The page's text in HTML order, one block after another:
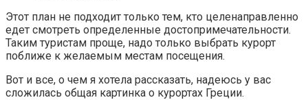
Этот план не подходит только тем, кто целенаправленно
едет смотреть определенные достопримечательности.
Таким туристам проще, надо только выбрать курорт
поближе к желаемым местам посещения.
Вот и все, о чем я хотела рассказать, надеюсь у вас
сложилась общая картинка о курортах Греции.